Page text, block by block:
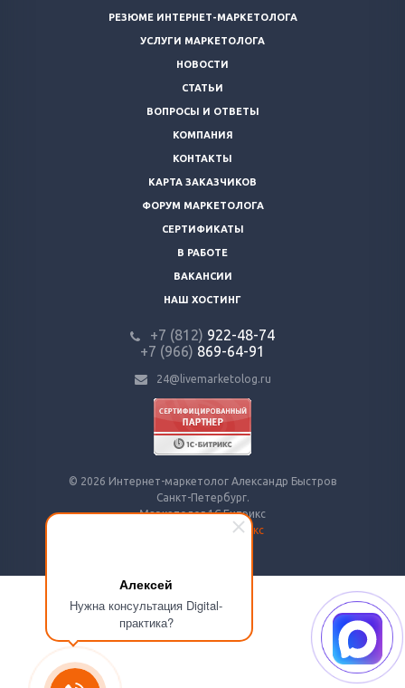
Алексей
Нужна консультация Digital-
практика?
РЕЗЮМЕ ИНТЕРНЕТ-МАРКЕТОЛОГА
УСЛУГИ МАРКЕТОЛОГА
НОВОСТИ
СТАТЬИ
ВОПРОСЫ И ОТВЕТЫ
КОМПАНИЯ
КОНТАКТЫ
КАРТА ЗАКАЗЧИКОВ
ФОРУМ МАРКЕТОЛОГА
СЕРТИФИКАТЫ
В РАБОТЕ
ВАКАНСИИ
НАШ ХОСТИНГ
+7 (812) 922-48-74
+7 (966) 869-64-91
24@livemarketolog.ru
© 2026 Интернет-маркетолог Александр Быстров
Санкт-Петербург.
Маркетолог 1С Битрикс
Маркетолог на Яндекс